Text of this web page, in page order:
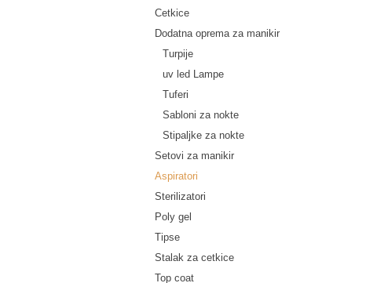
Cetkice
Dodatna oprema za manikir
Turpije
uv led Lampe
Tuferi
Sabloni za nokte
Stipaljke za nokte
Setovi za manikir
Aspiratori
Sterilizatori
Poly gel
Tipse
Stalak za cetkice
Top coat